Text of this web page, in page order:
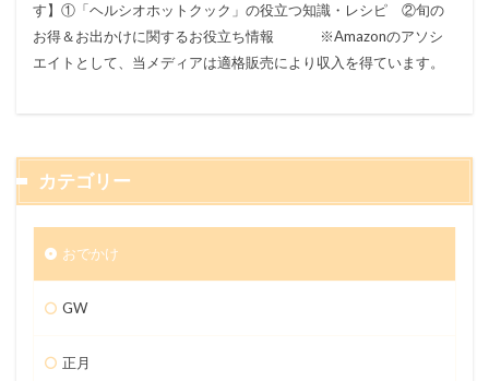
す】①「ヘルシオホットクック」の役立つ知識・レシピ ②旬の
お得＆お出かけに関するお役立ち情報 ※Amazonのアソシ
エイトとして、当メディアは適格販売により収入を得ています。
カテゴリー
おでかけ
GW
正月